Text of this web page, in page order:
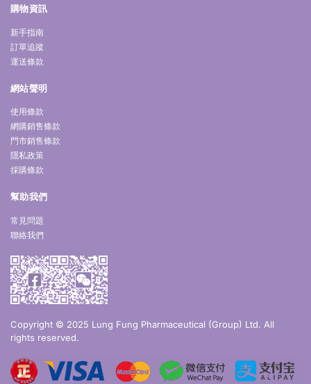
購物資訊
新手指南
訂單追蹤
運送條款
網站聲明
使用條款
網購銷售條款
門市銷售條款
隱私政策
採購條款
幫助我們
常見問題
聯絡我們
Copyright © 2025 Lung Fung Pharmaceutical (Group) Ltd. All
rights reserved.